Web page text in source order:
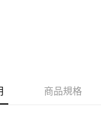
3-5個工作天不含預購商品
含以上)免運費
商品規格